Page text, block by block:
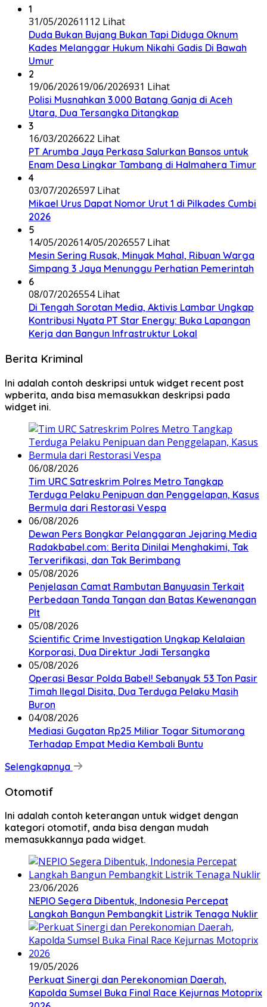
1
31/05/20261112 Lihat
Duda Bukan Bujang Bukan Tapi Diduga Oknum
Kades Melanggar Hukum Nikahi Gadis Di Bawah
Umur
2
19/06/202619/06/2026931 Lihat
Polisi Musnahkan 3.000 Batang Ganja di Aceh
Utara, Dua Tersangka Ditangkap
3
16/03/2026622 Lihat
PT Arumba Jaya Perkasa Salurkan Bansos untuk
Enam Desa Lingkar Tambang di Halmahera Timur
4
03/07/2026597 Lihat
Mikael Urus Dapat Nomor Urut 1 di Pilkades Cumbi
2026
5
14/05/202614/05/2026557 Lihat
Mesin Sering Rusak, Minyak Mahal, Ribuan Warga
Simpang 3 Jaya Menunggu Perhatian Pemerintah
6
08/07/2026554 Lihat
Di Tengah Sorotan Media, Aktivis Lambar Ungkap
Kontribusi Nyata PT Star Energy: Buka Lapangan
Kerja dan Bangun Infrastruktur Lokal
Berita Kriminal
Ini adalah contoh deskripsi untuk widget recent post
wpberita, anda bisa memasukkan deskripsi pada
widget ini.
06/08/2026
Tim URC Satreskrim Polres Metro Tangkap
Terduga Pelaku Penipuan dan Penggelapan, Kasus
Bermula dari Restorasi Vespa
06/08/2026
Dewan Pers Bongkar Pelanggaran Jejaring Media
Radakbabel.com: Berita Dinilai Menghakimi, Tak
Terverifikasi, dan Tak Berimbang
05/08/2026
Penjelasan Camat Rambutan Banyuasin Terkait
Perbedaan Tanda Tangan dan Batas Kewenangan
Plt
05/08/2026
Scientific Crime Investigation Ungkap Kelalaian
Korporasi, Dua Direktur Jadi Tersangka
05/08/2026
Operasi Besar Polda Babel! Sebanyak 53 Ton Pasir
Timah Ilegal Disita, Dua Terduga Pelaku Masih
Buron
04/08/2026
Mediasi Gugatan Rp25 Miliar Togar Situmorang
Terhadap Empat Media Kembali Buntu
Selengkapnya
Otomotif
Ini adalah contoh keterangan untuk widget dengan
kategori otomotif, anda bisa dengan mudah
memasukkannya pada widget.
23/06/2026
NEPIO Segera Dibentuk, Indonesia Percepat
Langkah Bangun Pembangkit Listrik Tenaga Nuklir
19/05/2026
Perkuat Sinergi dan Perekonomian Daerah,
Kapolda Sumsel Buka Final Race Kejurnas Motoprix